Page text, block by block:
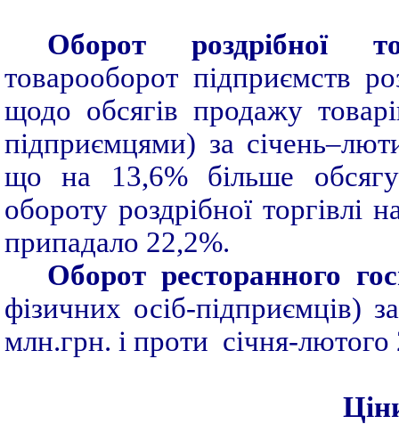
Оборот роздрібної
товарооборот підприємств
щодо обсягів продажу
підприємцями) за
що на 13,6% більше
обороту роздрібної торгівлі
припадало 22,2%.
Оборот ресторанного
фізичних осіб-підприємців)
млн.грн. і проти січня-